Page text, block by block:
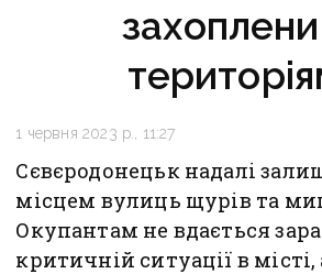
1 червня 2023 р., 11:27
Сєвєродонецьк надалі
місцем вулиць щурів та
Окупантам не вдається
критичній ситуації в